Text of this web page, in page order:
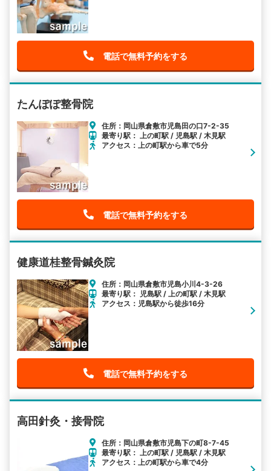
電話で無料予約をする
たんぽぽ整骨院
住所：岡山県倉敷市児島田の口7-2-35
最寄り駅： 上の町駅 / 児島駅 / 木見駅
アクセス：上の町駅から車で5分
電話で無料予約をする
健康道桂整骨鍼灸院
住所：岡山県倉敷市児島小川4-3-26
最寄り駅： 児島駅 / 上の町駅 / 木見駅
アクセス：児島駅から徒歩16分
電話で無料予約をする
高田針灸・接骨院
住所：岡山県倉敷市児島下の町8-7-45
最寄り駅： 上の町駅 / 児島駅 / 木見駅
アクセス：上の町駅から車で4分